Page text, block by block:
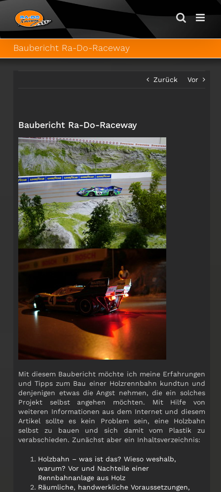
Zum
Inhalt
springen
Baubericht Ra-Do-Raceway
Zurück Vor
Baubericht Ra-Do-Raceway
Mit diesem Baubericht möchte ich meine Erfahrungen
und Tipps zum Bau einer Holzrennbahn kundtun und
denjenigen etwas die Angst nehmen, die ein solches
Projekt selbst angehen möchten. Mit Hilfe von
weiteren Informationen aus dem Internet und diesem
Artikel sollte es kein Problem sein, eine Holzbahn
selbst zu bauen und sich damit vom Plastik zu
verabschieden. Zunächst aber ein Inhaltsverzeichnis:
Holzbahn – was ist das? Wieso weshalb,
warum? Vor und Nachteile einer
Rennbahnanlage aus Holz
Räumliche, handwerkliche Voraussetzungen,